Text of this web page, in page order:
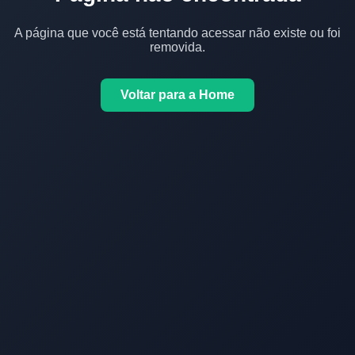
A página que você está tentando acessar não existe ou foi
removida.
Voltar para a Home